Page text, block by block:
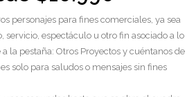
personajes para fines comerciales, ya sea
espectáculo u otro fin asociado a lo
la pestaña: Otros Proyectos y cuéntanos de
solo para saludos o mensajes sin fines